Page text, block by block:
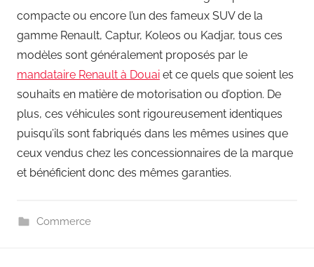
compacte ou encore l’un des fameux SUV de la
gamme Renault, Captur, Koleos ou Kadjar, tous ces
modèles sont généralement proposés par le
mandataire Renault à Douai et ce quels que soient les
souhaits en matière de motorisation ou d’option. De
plus, ces véhicules sont rigoureusement identiques
puisqu’ils sont fabriqués dans les mêmes usines que
ceux vendus chez les concessionnaires de la marque
et bénéficient donc des mêmes garanties.
Commerce